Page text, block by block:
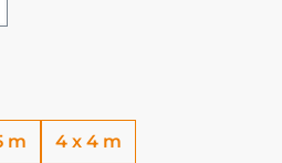
m 4 x 4 m